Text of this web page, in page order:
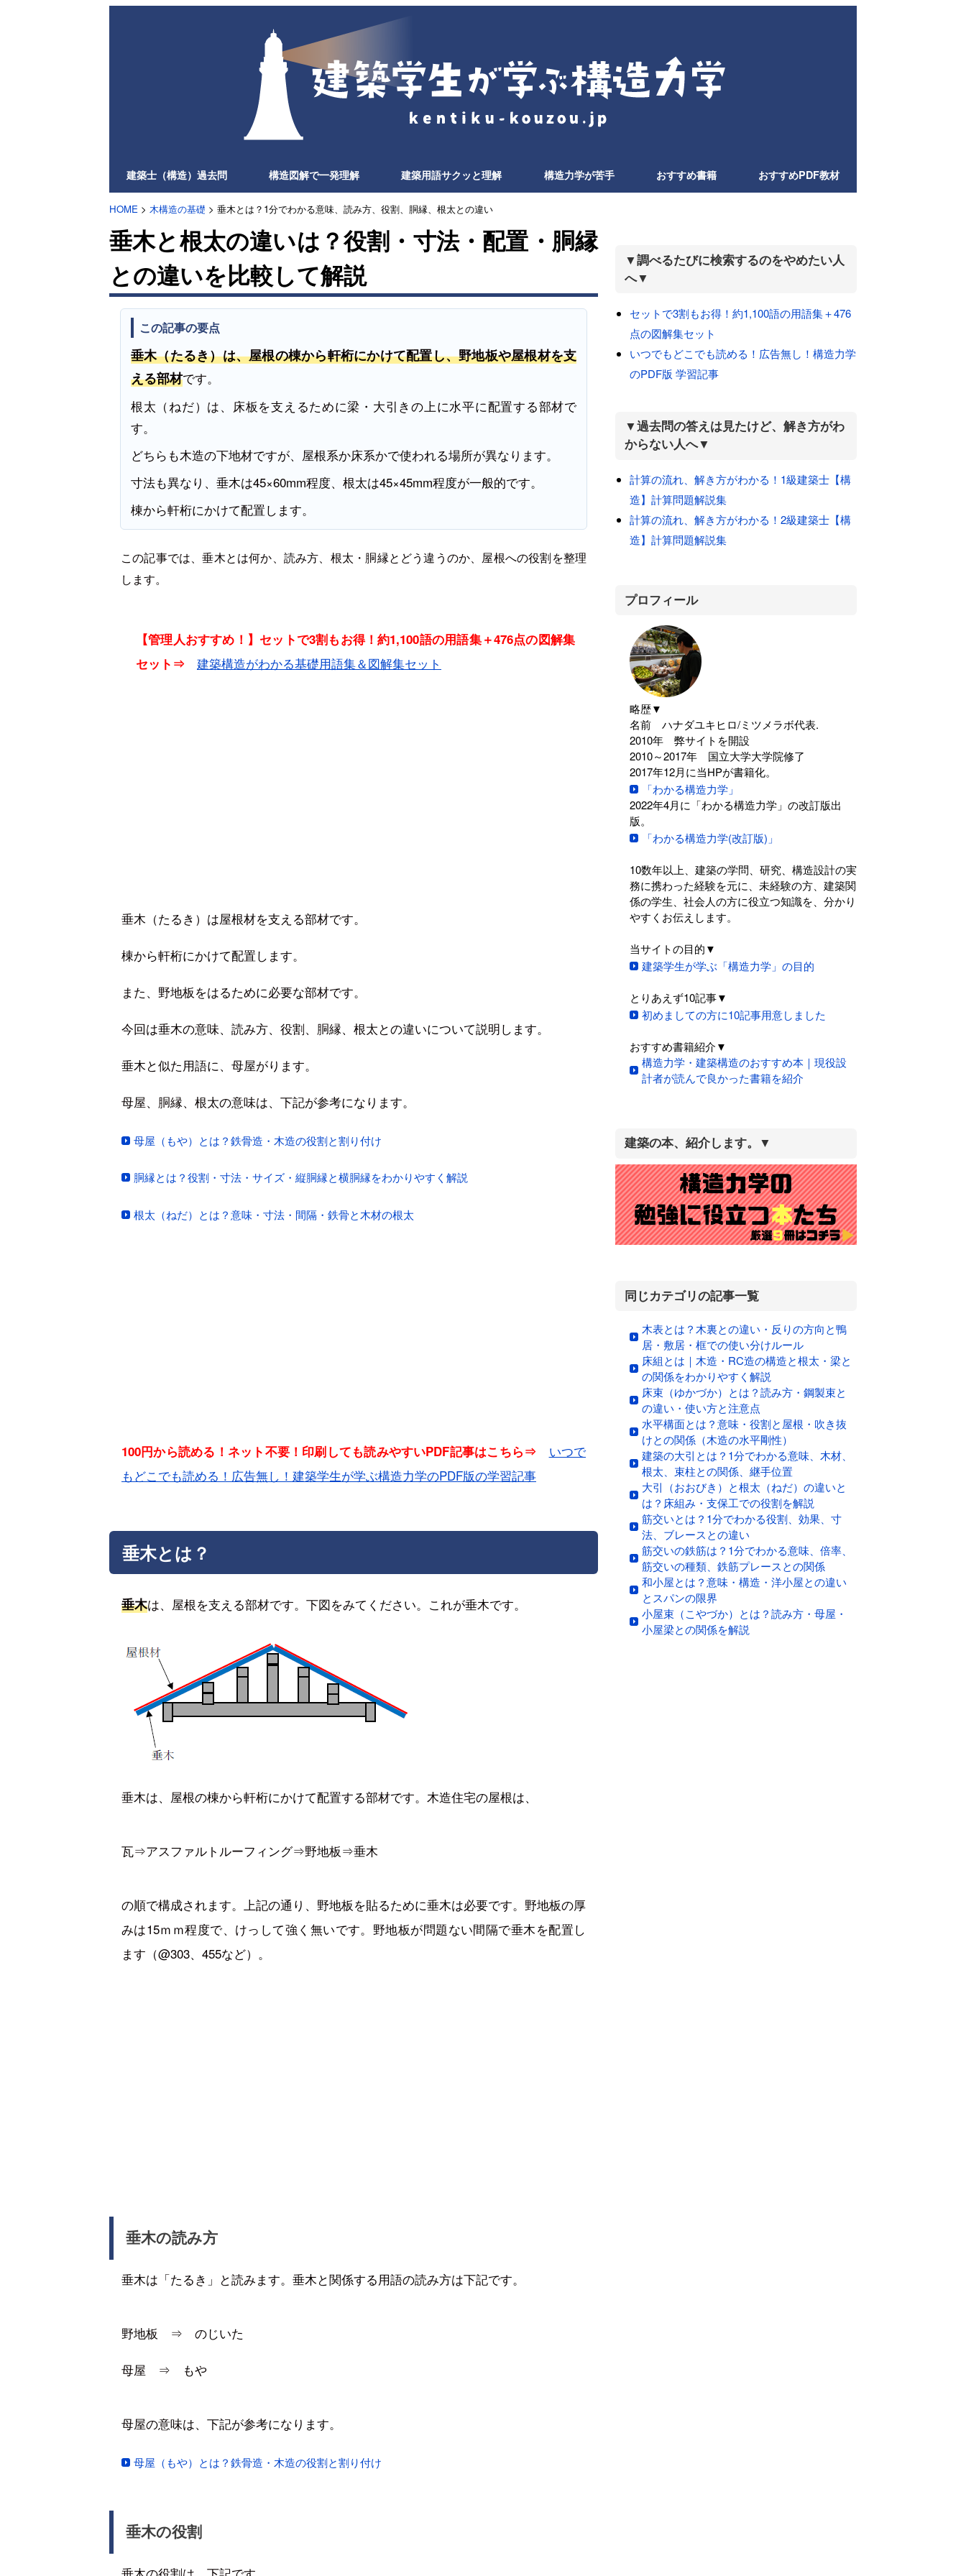
建築士（構造）過去問 構造図解で一発理解 建築用語サクッと理解 構造力学が苦手 おすすめ書籍 おすすめPDF教材
HOME > 木構造の基礎 > 垂木とは？1分でわかる意味、読み方、役割、胴縁、根太との違い
垂木と根太の違いは？役割・寸法・配置・胴縁
との違いを比較して解説
この記事の要点
垂木（たるき）は、屋根の棟から軒桁にかけて配置し、野地板や屋根材を支
える部材です。
根太（ねだ）は、床板を支えるために梁・大引きの上に水平に配置する部材で
す。
どちらも木造の下地材ですが、屋根系か床系かで使われる場所が異なります。
寸法も異なり、垂木は45×60mm程度、根太は45×45mm程度が一般的です。
棟から軒桁にかけて配置します。
この記事では、垂木とは何か、読み方、根太・胴縁とどう違うのか、屋根への役割を整理
します。
【管理人おすすめ！】セットで3割もお得！約1,100語の用語集＋476点の図解集
セット⇒ 建築構造がわかる基礎用語集＆図解集セット
垂木（たるき）は屋根材を支える部材です。
棟から軒桁にかけて配置します。
また、野地板をはるために必要な部材です。
今回は垂木の意味、読み方、役割、胴縁、根太との違いについて説明します。
垂木と似た用語に、母屋がります。
母屋、胴縁、根太の意味は、下記が参考になります。
母屋（もや）とは？鉄骨造・木造の役割と割り付け
胴縁とは？役割・寸法・サイズ・縦胴縁と横胴縁をわかりやすく解説
根太（ねだ）とは？意味・寸法・間隔・鉄骨と木材の根太
100円から読める！ネット不要！印刷しても読みやすいPDF記事はこちら⇒ いつで
もどこでも読める！広告無し！建築学生が学ぶ構造力学のPDF版の学習記事
垂木とは？
垂木は、屋根を支える部材です。下図をみてください。これが垂木です。
垂木は、屋根の棟から軒桁にかけて配置する部材です。木造住宅の屋根は、
瓦⇒アスファルトルーフィング⇒野地板⇒垂木
の順で構成されます。上記の通り、野地板を貼るために垂木は必要です。野地板の厚
みは15ｍｍ程度で、けっして強く無いです。野地板が問題ない間隔で垂木を配置し
ます（@303、455など）。
垂木の読み方
垂木は「たるき」と読みます。垂木と関係する用語の読み方は下記です。
野地板 ⇒ のじいた
母屋 ⇒ もや
母屋の意味は、下記が参考になります。
母屋（もや）とは？鉄骨造・木造の役割と割り付け
垂木の役割
▼調べるたびに検索するのをやめたい人
へ▼
セットで3割もお得！約1,100語の用語集＋476
点の図解集セット
いつでもどこでも読める！広告無し！構造力学
のPDF版 学習記事
▼過去問の答えは見たけど、解き方がわ
からない人へ▼
計算の流れ、解き方がわかる！1級建築士【構
造】計算問題解説集
計算の流れ、解き方がわかる！2級建築士【構
造】計算問題解説集
プロフィール
略歴▼
名前 ハナダユキヒロ/ミツメラボ代表.
2010年 弊サイトを開設
2010～2017年 国立大学大学院修了
2017年12月に当HPが書籍化。
「わかる構造力学」
2022年4月に「わかる構造力学」の改訂版出
版。
「わかる構造力学(改訂版)」
10数年以上、建築の学問、研究、構造設計の実
務に携わった経験を元に、未経験の方、建築関
係の学生、社会人の方に役立つ知識を、分かり
やすくお伝えします。
当サイトの目的▼
建築学生が学ぶ「構造力学」の目的
とりあえず10記事▼
初めましての方に10記事用意しました
おすすめ書籍紹介▼
構造力学・建築構造のおすすめ本｜現役設
計者が読んで良かった書籍を紹介
建築の本、紹介します。▼
同じカテゴリの記事一覧
木表とは？木裏との違い・反りの方向と鴨
居・敷居・框での使い分けルール
床組とは｜木造・RC造の構造と根太・梁と
の関係をわかりやすく解説
床束（ゆかづか）とは？読み方・鋼製束と
の違い・使い方と注意点
水平構面とは？意味・役割と屋根・吹き抜
けとの関係（木造の水平剛性）
建築の大引とは？1分でわかる意味、木材、
根太、束柱との関係、継手位置
大引（おおびき）と根太（ねだ）の違いと
は？床組み・支保工での役割を解説
筋交いとは？1分でわかる役割、効果、寸
法、ブレースとの違い
筋交いの鉄筋は？1分でわかる意味、倍率、
筋交いの種類、鉄筋プレースとの関係
和小屋とは？意味・構造・洋小屋との違い
とスパンの限界
小屋束（こやづか）とは？読み方・母屋・
小屋梁との関係を解説